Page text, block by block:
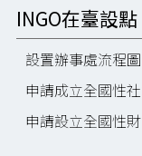
INGO在臺設點
設置辦事處流程圖
申請成立全國性
申請設立全國性